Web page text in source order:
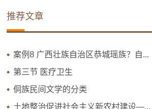
推荐文章
案例8 广西壮族自治区恭城瑶族？自...
第三节 医疗卫生
侗族民间文学的分类
土地整治促进社会主义新农村建设—...